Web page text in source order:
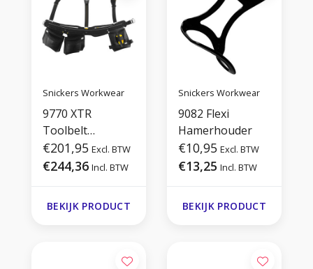
Snickers Workwear
9770 XTR
Toolbelt
Timmerlieden
€201,95 Excl. BTW
€244,36 Incl. BTW
BEKIJK PRODUCT
Snickers Workwear
9082 Flexi
Hamerhouder
€10,95 Excl. BTW
€13,25 Incl. BTW
BEKIJK PRODUCT